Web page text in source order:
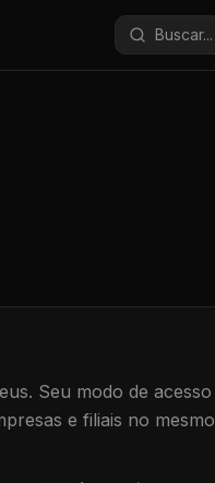
Buscar...
Seu modo de acesso
e filiais no mesmo